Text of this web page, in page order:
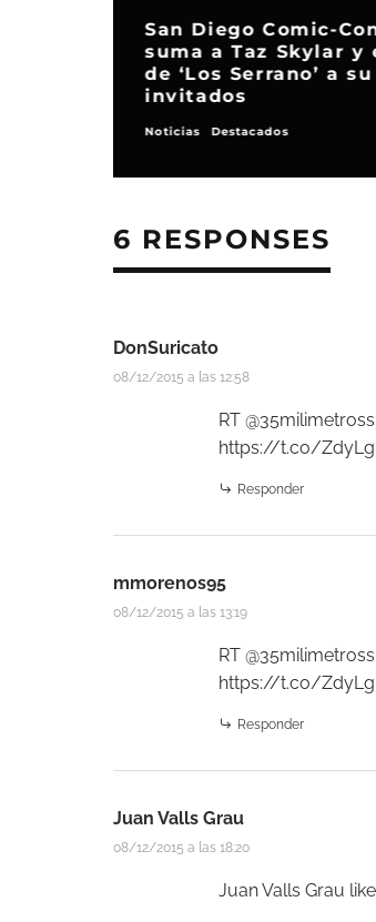
San Diego Comic-
suma a Taz Skylar y
de ‘Los Serrano’ a
invitados
Noticias Destacados
6 RESPONSES
DonSuricato
08/12/2015 a las 12:58
RT
https://t.co/
Responder
mmorenos95
08/12/2015 a las 13:19
RT
https://t.co/
Responder
Juan Valls Grau
08/12/2015 a las 18:20
Juan Valls Grau